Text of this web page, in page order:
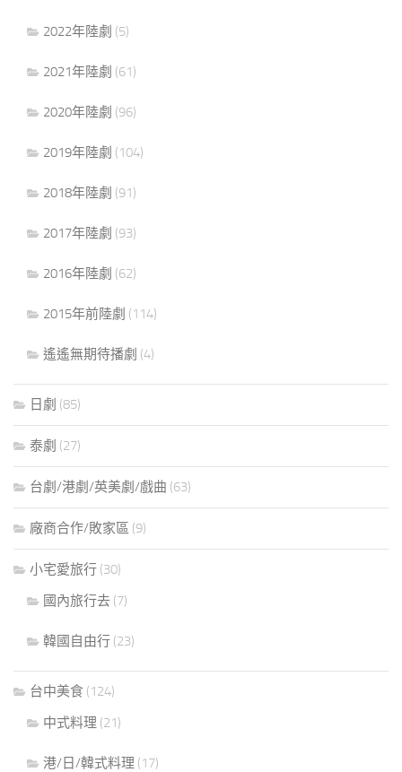
2022年陸劇 (5)
2021年陸劇 (61)
2020年陸劇 (96)
2019年陸劇 (104)
2018年陸劇 (91)
2017年陸劇 (93)
2016年陸劇 (62)
2015年前陸劇 (114)
遙遙無期待播劇 (4)
日劇 (85)
泰劇 (27)
台劇/港劇/英美劇/戲曲 (63)
廠商合作/敗家區 (9)
小宅愛旅行 (30)
國內旅行去 (7)
韓國自由行 (23)
台中美食 (124)
中式料理 (21)
港/日/韓式料理 (17)